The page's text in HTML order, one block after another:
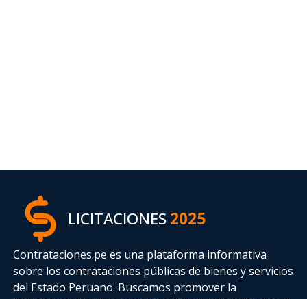
LICITACIONES2025
Contrataciones.pe es una plataforma informativa
sobre los contrataciones públicas de bienes y servicios
del Estado Peruano. Buscamos promover la